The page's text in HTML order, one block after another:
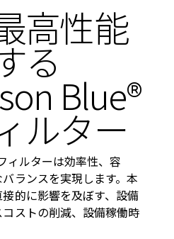
高性能
る
Blue®
ルター
ィルターは効率性、容
ランスを実現します。本
的に影響を及ぼす、設備
ストの削減、設備稼働時